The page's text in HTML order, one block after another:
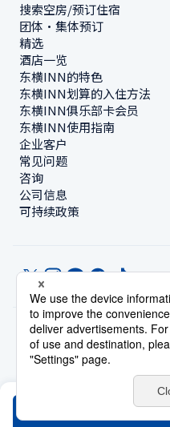
搜索空房/预订住宿
团体・集体预订
精选
酒店一览
东横INN的特色
东横INN划算的入住方法
东横INN俱乐部卡会员
东横INN使用指南
企业客户
常见问题
咨询
公司信息
可持续政策
© Toyoko Inn Co., Ltd.
隐私设置隐私保护政策根据特定商业
账号使用条款持卡会员条款